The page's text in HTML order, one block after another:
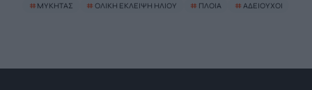
# ΜΥΚΗΤΑΣ # ΟΛΙΚΗ ΕΚΛΕΙΨΗ ΗΛΙΟΥ # ΠΛΟΙΑ # ΑΔΕΙΟΥΧΟΙ